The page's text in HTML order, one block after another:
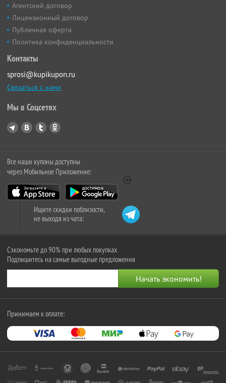
Агентский договор
Лицензионный договор
Публичная оферта
Политика конфиденциальности
Контакты
sprosi@kupikupon.ru
Связаться с нами
Мы в Соцсетях
Все наши купоны доступны
через Мобильное Приложение:
Ищите скидки поблизости,
не выходя из чата:
Сэкономьте до 90% при любых покупках
Подпишитесь на самые выгодные предложения
Принимаем к оплате: